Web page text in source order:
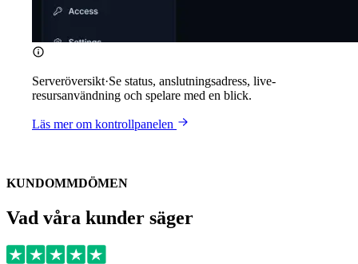
Serveröversikt·Se status, anslutningsadress, live-
resursanvändning och spelare med en blick.
Läs mer om kontrollpanelen
KUNDOMMDÖMEN
Vad våra kunder säger